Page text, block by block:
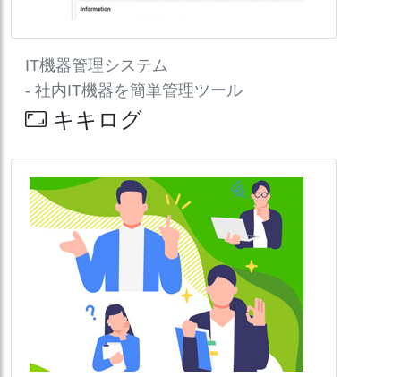
IT機器管理システム
- 社内IT機器を簡単管理ツール
キキログ